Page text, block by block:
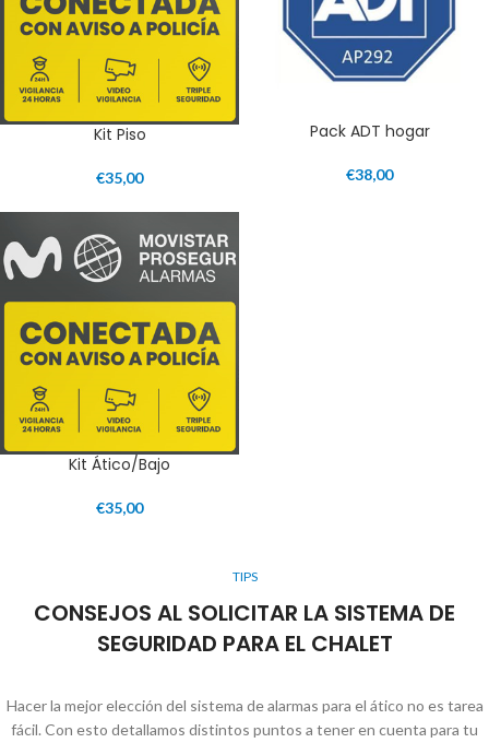
Kit Piso
€35,00
Pack ADT hogar
€38,00
Kit Ático/Bajo
€35,00
TIPS
CONSEJOS AL SOLICITAR LA SISTEMA DE
SEGURIDAD PARA EL CHALET
Hacer la mejor elección del sistema de alarmas para el ático no es tarea
fácil. Con esto detallamos distintos puntos a tener en cuenta para tu